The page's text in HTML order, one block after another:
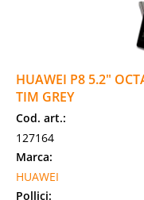
HUAWEI P8 5.2"
TIM GREY
Cod. art.:
127164
Marca:
HUAWEI
Pollici: